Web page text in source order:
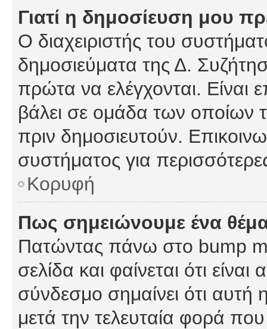
Γιατί η δημοσίευση μου
Ο διαχειριστής του
δημοσιεύματα της Δ.
πρώτα να ελέγχονται. Είναι
βάλει σε ομάδα των οποίων
πριν δημοσιευτούν.
συστήματος για
Κορυφή
Πως σημειώνουμε ένα
Πατώντας πάνω στο bump
σελίδα και φαίνεται ότι
σύνδεσμο σημαίνει ότι αυτή
μετά την τελευταία φορά που